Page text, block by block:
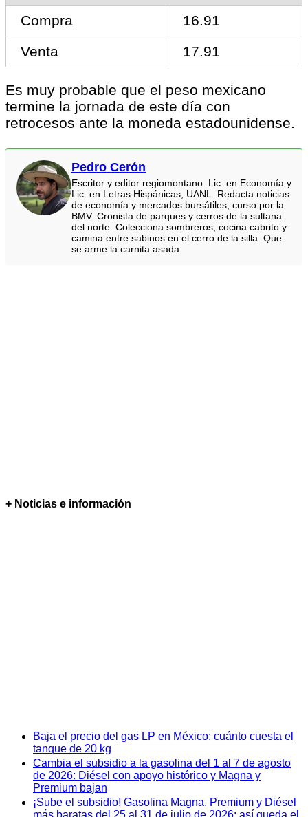
Compra
16.91
Venta
17.91
Es muy probable que el peso mexicano
termine la jornada de este día con
retrocesos ante la moneda estadounidense.
Pedro Cerón
Escritor y editor regiomontano. Lic. en Economía y
Lic. en Letras Hispánicas, UANL. Redacta noticias
de economía y mercados bursátiles, curso por la
BMV. Cronista de parques y cerros de la sultana
del norte. Colecciona sombreros, cocina cabrito y
camina entre sabinos en el cerro de la silla. Que
se arme la carnita asada.
+ Noticias e información
Baja el precio del gas LP en México: cuánto cuesta el
tanque de 20 kg
Cambia el subsidio a la gasolina del 1 al 7 de agosto
de 2026: Diésel con apoyo histórico y Magna y
Premium bajan
¡Sube el subsidio! Gasolina Magna, Premium y Diésel
más baratas del 25 al 31 de julio de 2026: así queda el